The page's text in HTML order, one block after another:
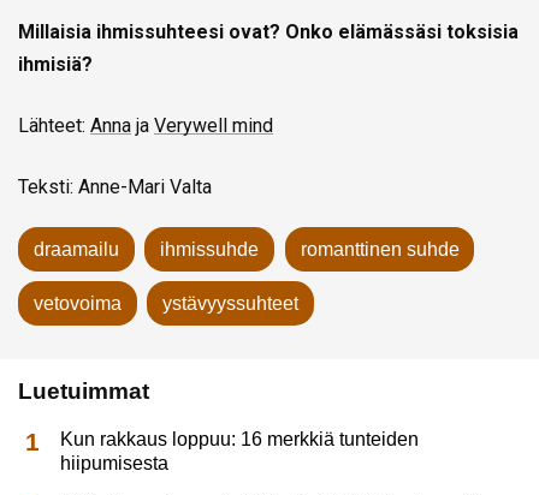
Millaisia ihmissuhteesi ovat? Onko elämässäsi toksisia
ihmisiä?
Lähteet: Anna ja Verywell mind
Teksti: Anne-Mari Valta
draamailu ihmissuhde romanttinen suhde
vetovoima ystävyyssuhteet
Luetuimmat
Kun rakkaus loppuu: 16 merkkiä tunteiden
hiipumisesta